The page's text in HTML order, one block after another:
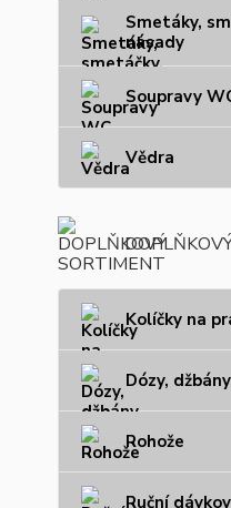
Smetáky,
násady
Soupravy
Vědra
Kolíčky na
Dózy,
Rohože
Ruční